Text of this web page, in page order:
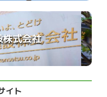
株式会社
イト